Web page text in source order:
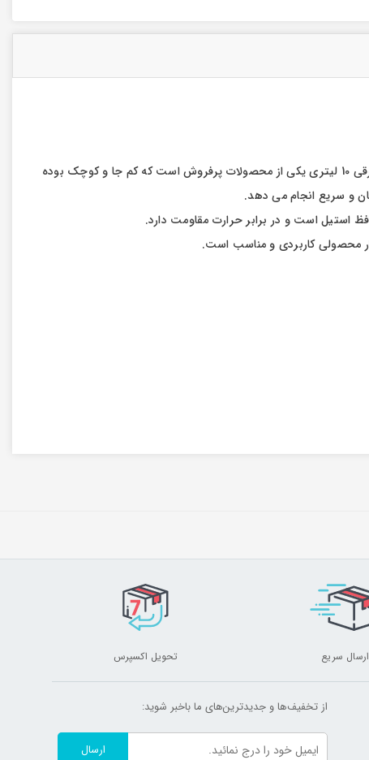
با رنگ لوکس و خاص مشکی برای انواع کافه و رستوران محصولی کاربردی و ایرده آل می باشد. این بویلر برقی 10 لیتری یکی از محصولات پرفروش است که کم جا و کوچک بوده
ارسال سریع تحویل اکسپرس
از تخفیف‌ها و جدیدترین‌های ما‌ باخبر شوید:
ارسال